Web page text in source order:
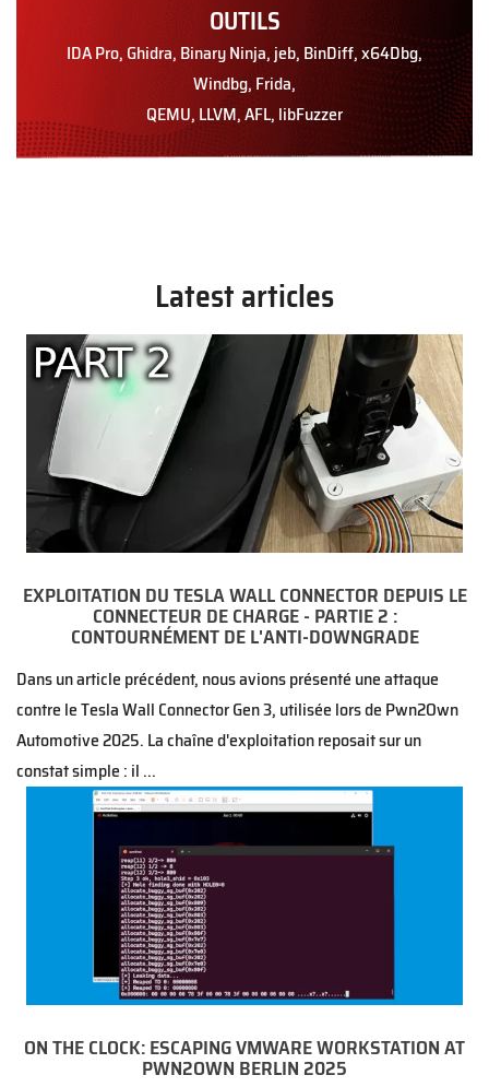
OUTILS
IDA Pro, Ghidra, Binary Ninja, jeb, BinDiff, x64Dbg,
Windbg, Frida,
QEMU, LLVM, AFL, libFuzzer
Latest articles
EXPLOITATION DU TESLA WALL CONNECTOR DEPUIS LE
CONNECTEUR DE CHARGE - PARTIE 2 :
CONTOURNÉMENT DE L'ANTI-DOWNGRADE
Dans un article précédent, nous avions présenté une attaque
contre le Tesla Wall Connector Gen 3, utilisée lors de Pwn2Own
Automotive 2025. La chaîne d'exploitation reposait sur un
constat simple : il ...
ON THE CLOCK: ESCAPING VMWARE WORKSTATION AT
PWN2OWN BERLIN 2025